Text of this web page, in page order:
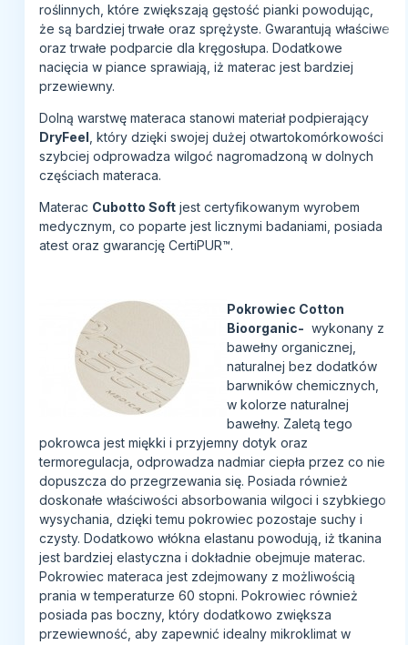
roślinnych, które zwiększają gęstość pianki powodując,
że są bardziej trwałe oraz sprężyste. Gwarantują właściwe
oraz trwałe podparcie dla kręgosłupa. Dodatkowe
nacięcia w piance sprawiają, iż materac jest bardziej
przewiewny.
Dolną warstwę materaca stanowi materiał podpierający
DryFeel , który dzięki swojej dużej otwartokomórkowości
szybciej odprowadza wilgoć nagromadzoną w dolnych
częściach materaca.
Materac Cubotto Softjest certyfikowanym wyrobem
medycznym, co poparte jest licznymi badaniami, posiada
atest oraz gwarancję CertiPUR™.
Pokrowiec Cotton
Bioorganic- wykonany z
bawełny organicznej,
naturalnej bez dodatków
barwników chemicznych,
w kolorze naturalnej
bawełny. Zaletą tego
pokrowca jest miękki i przyjemny dotyk oraz
termoregulacja, odprowadza nadmiar ciepła przez co nie
dopuszcza do przegrzewania się. Posiada również
doskonałe właściwości absorbowania wilgoci i szybkiego
wysychania, dzięki temu pokrowiec pozostaje suchy i
czysty. Dodatkowo włókna elastanu powodują, iż tkanina
jest bardziej elastyczna i dokładnie obejmuje materac.
Pokrowiec materaca jest zdejmowany z możliwością
prania w temperaturze 60 stopni. Pokrowiec również
posiada pas boczny, który dodatkowo zwiększa
przewiewność, aby zapewnić idealny mikroklimat w